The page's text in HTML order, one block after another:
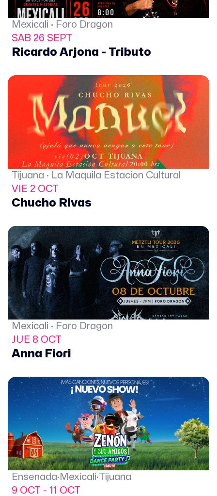
Mexicali · Foro Dragon
SAB 26 SEPT
Ricardo Arjona - Tributo
Tijuana · La Maquila Estacion Cultural
VIE 2 OCT
Chucho Rivas
Mexicali · Foro Dragon
JUE 8 OCT
Anna Fiori
Ensenada·Mexicali·Tijuana
9 OCT - 11 OCT